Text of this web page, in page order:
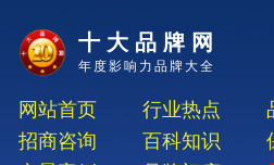
十大品牌网
年度影响力品牌大全
网站首页 行业热点
招商咨询
百科知识